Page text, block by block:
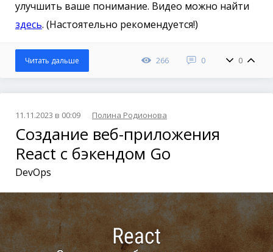
улучшить ваше понимание. Видео можно найти
здесь. (Настоятельно рекомендуется!)
266 0 0
Читать дальше
11.11.2023 в 00:09 Полина Родионова
Создание веб-приложения
React с бэкендом Go
DevOps